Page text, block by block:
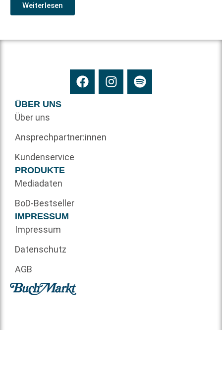
Weiterlesen
ÜBER UNS
Über uns
Ansprechpartner:innen
Kundenservice
PRODUKTE
Mediadaten
BoD-Bestseller
IMPRESSUM
Impressum
Datenschutz
AGB